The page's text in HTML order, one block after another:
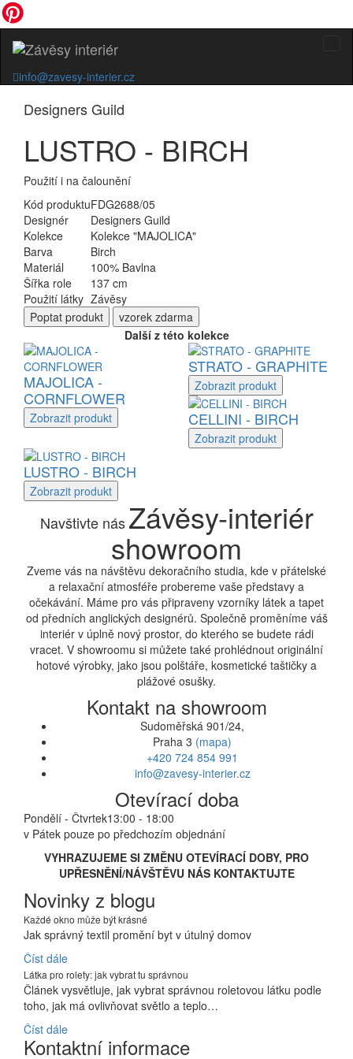
info@zavesy-interier.cz
Designers Guild
LUSTRO - BIRCH
Použití i na čalounění
Kód produktuFDG2688/05
Designér
Designers Guild
Kolekce
Kolekce "MAJOLICA"
Barva
Birch
Materiál
100% Bavlna
Šířka role
137 cm
Použití látky Závěsy
Poptat produkt
vzorek zdarma
Další z této kolekce
MAJOLICA -
CORNFLOWER
Zobrazit produkt
STRATO - GRAPHITE
Zobrazit produkt
CELLINI - BIRCH
Zobrazit produkt
LUSTRO - BIRCH
Zobrazit produkt
Navštivte nás Závěsy-interiér
showroom
Zveme vás na návštěvu dekoračního studia, kde v přátelské
a relaxační atmosféře probereme vaše představy a
očekávání. Máme pro vás připraveny vzorníky látek a tapet
od předních anglických designérů. Společně proměníme váš
interiér v úplně nový prostor, do kterého se budete rádi
vracet. V showroomu si můžete také prohlédnout originální
hotové výrobky, jako jsou polštáře, kosmetické taštičky a
plážové osušky.
Kontakt na showroom
Sudoměřská 901/24,
Praha 3 (mapa)
+420 724 854 991
info@zavesy-interier.cz
Otevírací doba
Pondělí - Čtvrtek13:00 - 18:00
v Pátek pouze po předchozím objednání
VYHRAZUJEME SI ZMĚNU OTEVÍRACÍ DOBY, PRO
UPŘESNĚNÍ/NÁVŠTĚVU NÁS KONTAKTUJTE
Novinky z blogu
Každé okno může být krásné
Jak správný textil promění byt v útulný domov
Číst dále
Látka pro rolety: jak vybrat tu správnou
Článek vysvětluje, jak vybrat správnou roletovou látku podle
toho, jak má ovlivňovat světlo a teplo…
Číst dále
Kontaktní informace